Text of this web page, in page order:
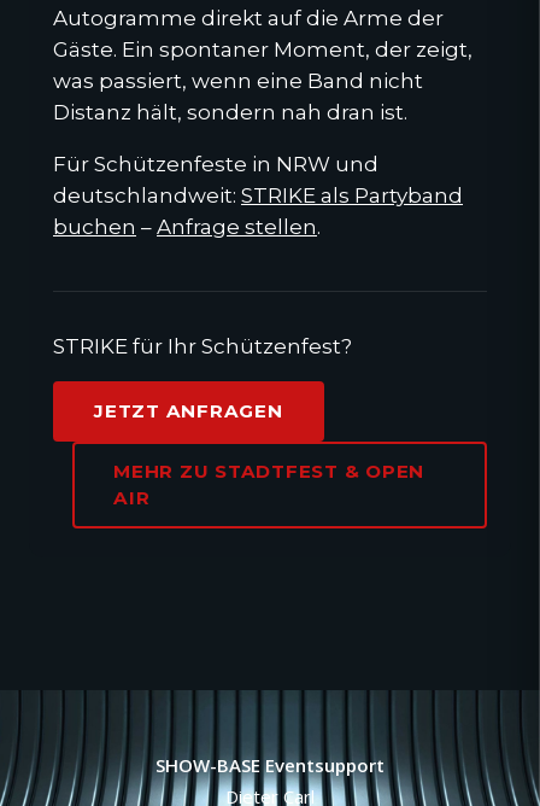
Autogramme direkt auf die Arme der
Gäste. Ein spontaner Moment, der zeigt,
was passiert, wenn eine Band nicht
Distanz hält, sondern nah dran ist.
Für Schützenfeste in NRW und
deutschlandweit: STRIKE als Partyband
buchen – Anfrage stellen.
STRIKE für Ihr Schützenfest?
JETZT ANFRAGEN
MEHR ZU STADTFEST & OPEN
AIR
SHOW-BASE Eventsupport
Dieter Carl